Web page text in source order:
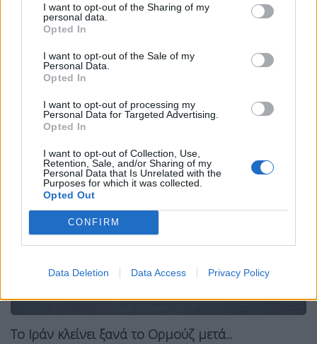
I want to opt-out of the Sharing of my
personal data.
Opted In
I want to opt-out of the Sale of my
Personal Data.
Opted In
I want to opt-out of processing my
Personal Data for Targeted Advertising.
Opted In
I want to opt-out of Collection, Use,
Retention, Sale, and/or Sharing of my
Personal Data that Is Unrelated with the
Purposes for which it was collected.
Opted Out
CONFIRM
Data Deletion Data Access Privacy Policy
Email
Tags: λιβανος
Σχετικά Άρθρα
Το Ιράν κλείνει ξανά το Ορμούζ μετά...